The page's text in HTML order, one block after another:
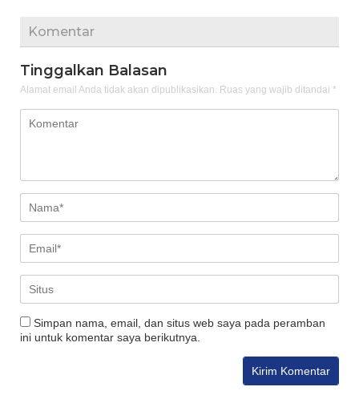
Komentar
Tinggalkan Balasan
Alamat email Anda tidak akan dipublikasikan. Ruas yang wajib ditandai *
Simpan nama, email, dan situs web saya pada peramban
ini untuk komentar saya berikutnya.